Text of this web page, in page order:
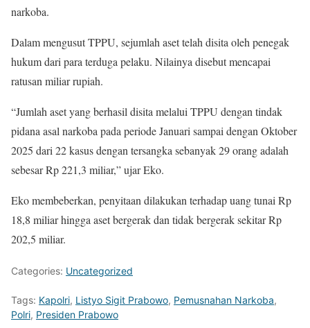
narkoba.
Dalam mengusut TPPU, sejumlah aset telah disita oleh penegak
hukum dari para terduga pelaku. Nilainya disebut mencapai
ratusan miliar rupiah.
“Jumlah aset yang berhasil disita melalui TPPU dengan tindak
pidana asal narkoba pada periode Januari sampai dengan Oktober
2025 dari 22 kasus dengan tersangka sebanyak 29 orang adalah
sebesar Rp 221,3 miliar,” ujar Eko.
Eko membeberkan, penyitaan dilakukan terhadap uang tunai Rp
18,8 miliar hingga aset bergerak dan tidak bergerak sekitar Rp
202,5 miliar.
Categories: Uncategorized
Tags: Kapolri, Listyo Sigit Prabowo, Pemusnahan Narkoba,
Polri, Presiden Prabowo